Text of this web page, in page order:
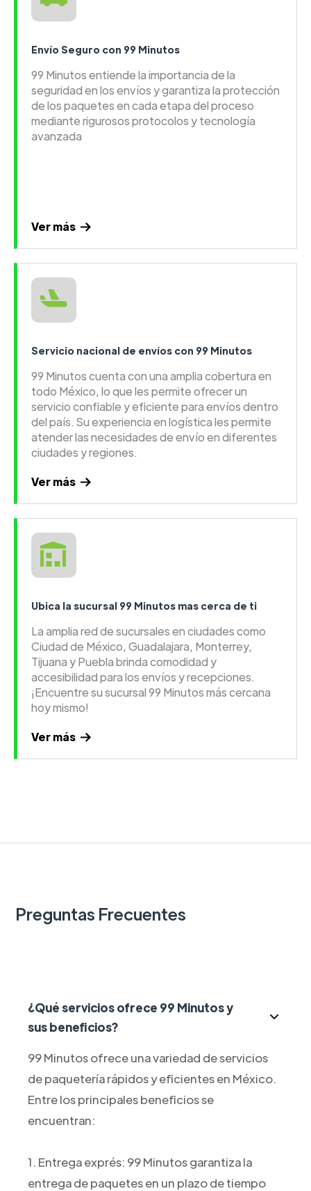
Envío Seguro con 99 Minutos
99 Minutos entiende la importancia de la
seguridad en los envíos y garantiza la protección
de los paquetes en cada etapa del proceso
mediante rigurosos protocolos y tecnología
avanzada
Ver más
Servicio nacional de envíos con 99 Minutos
99 Minutos cuenta con una amplia cobertura en
todo México, lo que les permite ofrecer un
servicio confiable y eficiente para envíos dentro
del país. Su experiencia en logística les permite
atender las necesidades de envío en diferentes
ciudades y regiones.
Ver más
Ubica la sucursal 99 Minutos mas cerca de ti
La amplia red de sucursales en ciudades como
Ciudad de México, Guadalajara, Monterrey,
Tijuana y Puebla brinda comodidad y
accesibilidad para los envíos y recepciones.
¡Encuentre su sucursal 99 Minutos más cercana
hoy mismo!
Ver más
Preguntas Frecuentes
¿Qué servicios ofrece 99 Minutos y
sus beneficios?
99 Minutos ofrece una variedad de servicios
de paquetería rápidos y eficientes en México.
Entre los principales beneficios se
encuentran:
1. Entrega exprés: 99 Minutos garantiza la
entrega de paquetes en un plazo de tiempo